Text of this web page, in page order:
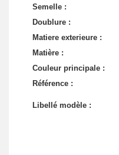
Semelle :
Doublure :
Matiere exterieure :
Matière :
Couleur principale :
Référence :
Libellé modèle :